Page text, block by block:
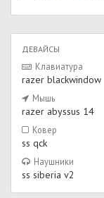
ДЕВАЙСЫ
Клавиатура
razer blackwindow
Мышь
razer abyssus 14
Ковер
ss qck
Наушники
ss siberia v2